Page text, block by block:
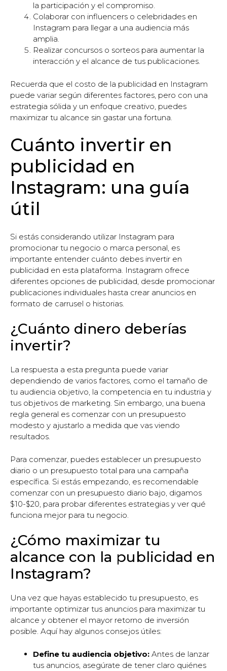
la participación y el compromiso.
Colaborar con influencers o celebridades en
Instagram para llegar a una audiencia más
amplia.
Realizar concursos o sorteos para aumentar la
interacción y el alcance de tus publicaciones.
Recuerda que el costo de la publicidad en Instagram
puede variar según diferentes factores, pero con una
estrategia sólida y un enfoque creativo, puedes
maximizar tu alcance sin gastar una fortuna.
Cuánto invertir en
publicidad en
Instagram: una guía
útil
Si estás considerando utilizar Instagram para
promocionar tu negocio o marca personal, es
importante entender cuánto debes invertir en
publicidad en esta plataforma. Instagram ofrece
diferentes opciones de publicidad, desde promocionar
publicaciones individuales hasta crear anuncios en
formato de carrusel o historias.
¿Cuánto dinero deberías
invertir?
La respuesta a esta pregunta puede variar
dependiendo de varios factores, como el tamaño de
tu audiencia objetivo, la competencia en tu industria y
tus objetivos de marketing. Sin embargo, una buena
regla general es comenzar con un presupuesto
modesto y ajustarlo a medida que vas viendo
resultados.
Para comenzar, puedes establecer un presupuesto
diario o un presupuesto total para una campaña
específica. Si estás empezando, es recomendable
comenzar con un presupuesto diario bajo, digamos
$10-$20, para probar diferentes estrategias y ver qué
funciona mejor para tu negocio.
¿Cómo maximizar tu
alcance con la publicidad en
Instagram?
Una vez que hayas establecido tu presupuesto, es
importante optimizar tus anuncios para maximizar tu
alcance y obtener el mayor retorno de inversión
posible. Aquí hay algunos consejos útiles:
Define tu audiencia objetivo: Antes de lanzar
tus anuncios, asegúrate de tener claro quiénes